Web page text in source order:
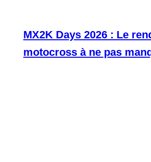
MX2K Days 2026 : Le
motocross à ne pas